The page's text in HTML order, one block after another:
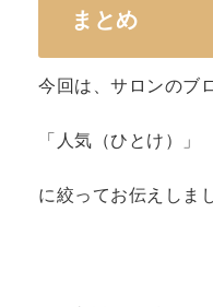
まとめ
今回は、サロンのブ
「人気（ひとけ）」
に絞ってお伝えしま